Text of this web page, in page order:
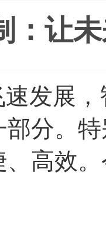
：让
发展
部分。
高效